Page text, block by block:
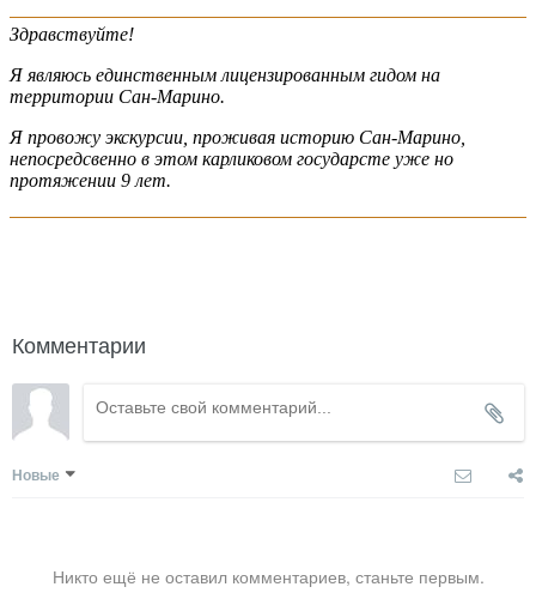
Здравствуйте!
Я являюсь единственным лицензированным гидом на
территории Сан-Марино.
Я провожу экскурсии, проживая историю Сан-Марино,
непосредсвенно в этом карликовом государсте уже но
протяжении 9 лет.
Комментарии
Новые
Никто ещё не оставил комментариев, станьте первым.